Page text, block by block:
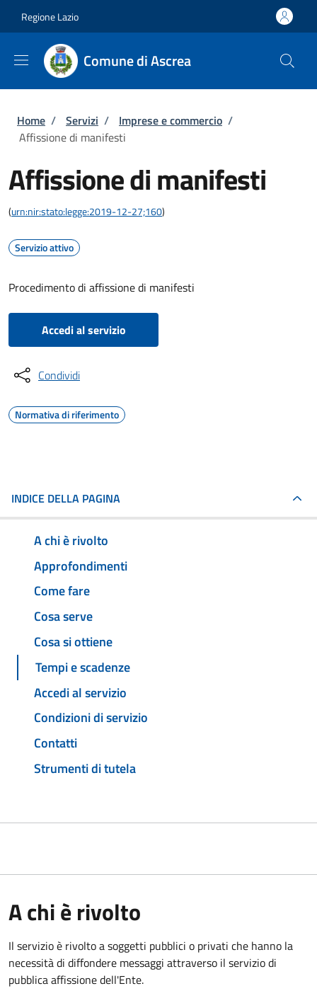
Regione Lazio
Comune di Ascrea
Briciole di pane
Home / Servizi / Imprese e commercio /
Affissione di manifesti
Affissione di manifesti
(urn:nir:stato:legge:2019-12-27;160)
Servizio attivo
Procedimento di affissione di manifesti
Accedi al servizio
Condividi
Normativa di riferimento
INDICE DELLA PAGINA
A chi è rivolto
Approfondimenti
Come fare
Cosa serve
Cosa si ottiene
Tempi e scadenze
Accedi al servizio
Condizioni di servizio
Contatti
Strumenti di tutela
A chi è rivolto
Il servizio è rivolto a soggetti pubblici o privati che hanno la
necessità di diffondere messaggi attraverso il servizio di
pubblica affissione dell'Ente.